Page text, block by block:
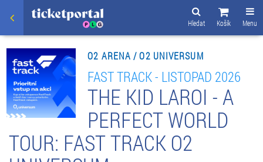
Menu
Košík
Hledat
O2 ARENA / O2 UNIVERSUM
FAST TRACK - LISTOPAD 2026
THE KID LAROI - A
PERFECT WORLD
TOUR: FAST TRACK O2